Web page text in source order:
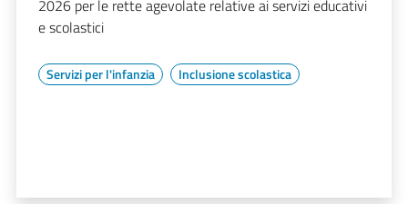
2026 per le rette agevolate relative ai servizi educativi
e scolastici
Servizi per l'infanzia Inclusione scolastica